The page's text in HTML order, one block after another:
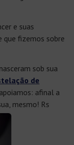
e suas
que fizemos sobre
sob sua
de
afinal a
mesmo! Rs